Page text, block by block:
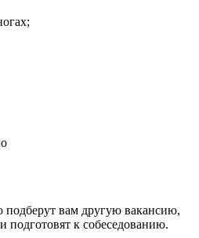
вам другую вакансию,
подготовят к собеседованию.